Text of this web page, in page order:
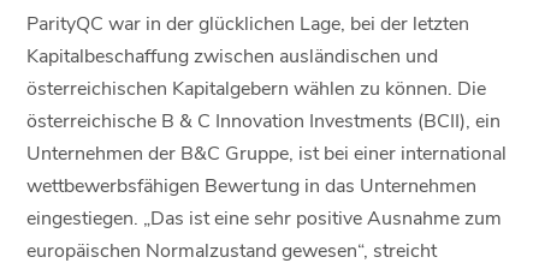
ParityQC war in der glücklichen Lage, bei der letzten
Kapitalbeschaffung zwischen ausländischen und
österreichischen Kapitalgebern wählen zu können. Die
österreichische B & C Innovation Investments (BCII), ein
Unternehmen der B&C Gruppe, ist bei einer international
wettbewerbsfähigen Bewertung in das Unternehmen
eingestiegen. „Das ist eine sehr positive Ausnahme zum
europäischen Normalzustand gewesen“, streicht